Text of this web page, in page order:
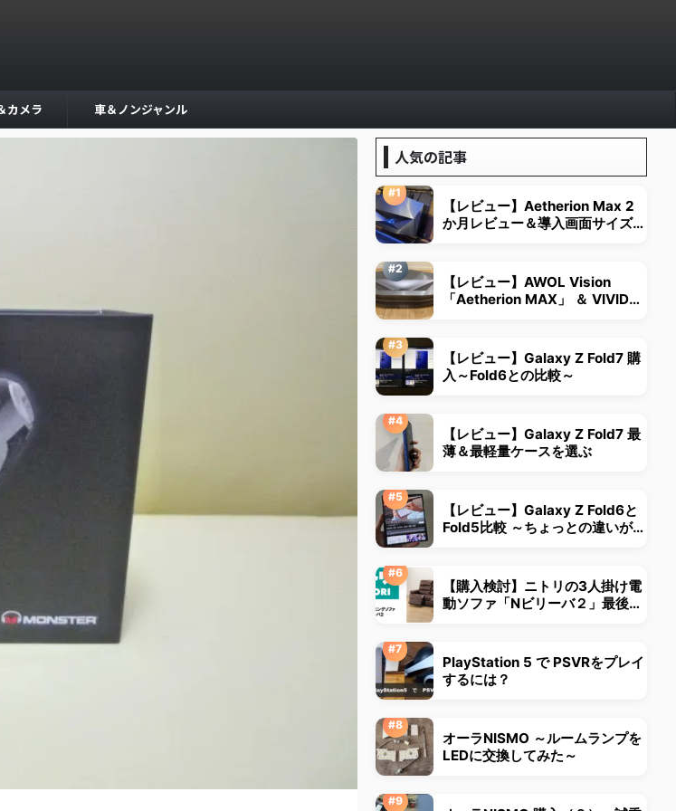
カメラ 車＆ノンジャンル
人気の記事
【レビュー】Aetherion Max 2
か月レビュー＆導入画面サイズは
【レビュー】AWOL Vision
「Aetherion MAX」 ＆ VIVID
【レビュー】Galaxy Z Fold7 購
入～Fold6との比較～
【レビュー】Galaxy Z Fold7 最
薄＆最軽量ケースを選ぶ
【レビュー】Galaxy Z Fold6と
Fold5比較 ～ちょっとの違いが大
【購入検討】ニトリの3人掛け電
動ソファ「Nビリーバ２」最後ま
PlayStation 5 で PSVRをプレイ
するには？
オーラNISMO ～ルームランプを
LEDに交換してみた～